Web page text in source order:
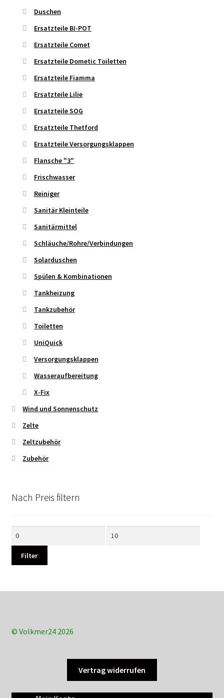
Duschen
Ersatzteile BI-POT
Ersatzteile Comet
Ersatzteile Dometic Toiletten
Ersatzteile Fiamma
Ersatzteile Lilie
Ersatzteile SOG
Ersatzteile Thetford
Ersatzteile Versorgungsklappen
Flansche "3"
Frischwasser
Reiniger
Sanitär Kleinteile
Sanitärmittel
Schläuche/Rohre/Verbindungen
Solarduschen
Spülen & Kombinationen
Tankheizung
Tankzubehör
Toiletten
UniQuick
Versorgungsklappen
Wasseraufbereitung
X-Fix
Wind und Sonnenschutz
Zelte
Zeltzubehör
Zubehör
Nach Preis filtern
Filter
© Volkmer24 2026
Vertrag widerrufen